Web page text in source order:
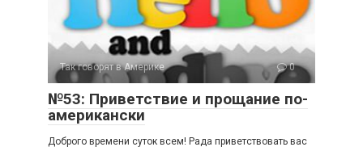
Так говорят в Америке 0
№53: Приветствие и прощание по-
американски
Доброго времени суток всем! Рада приветствовать вас